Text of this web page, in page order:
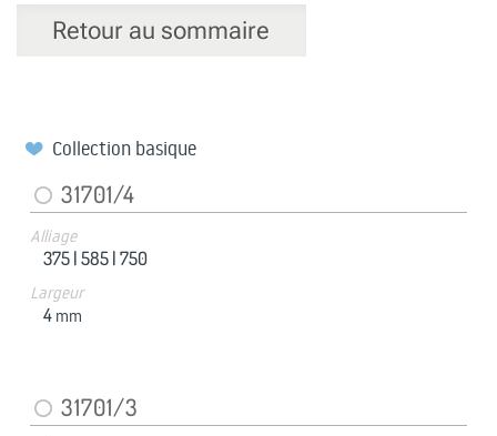
Retour au sommaire
Collection basique
31701/4
Alliage
375 |585 |750
Largeur
4 mm
31701/3